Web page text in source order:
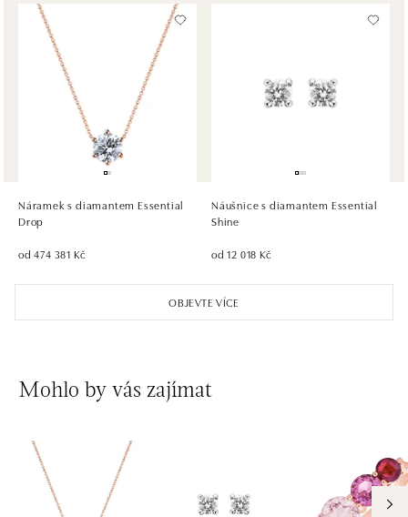
HALADA OC Avion, Bratislava
Ivanská cesta 16, 821 04 Bratislava
tel.: +421 917 090 372
dnes otevřeno od 09:00
HALADA OC Eurovea, Bratislava
Pribinova 8, 811 09 Bratislava
dnes otevřeno od 10:00
OBJEVTE VÍCE
Náramek s diamantem Essential
Drop
od 474 381 Kč
Náušnice s diamantem Essential
Shine
od 12 018 Kč
Mohlo by vás zajímat